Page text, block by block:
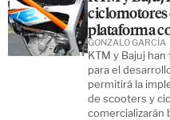
ciclomotores
plataforma
KTM y Bajuj
para el
permitirá la
de scooters y
comercializarán
GONZALO GARCÍA